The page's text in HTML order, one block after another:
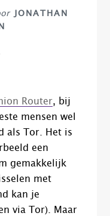
JONATHAN
Router, bij
mensen wel
als Tor. Het is
een
gemakkelijk
met
kan je
via Tor). Maar